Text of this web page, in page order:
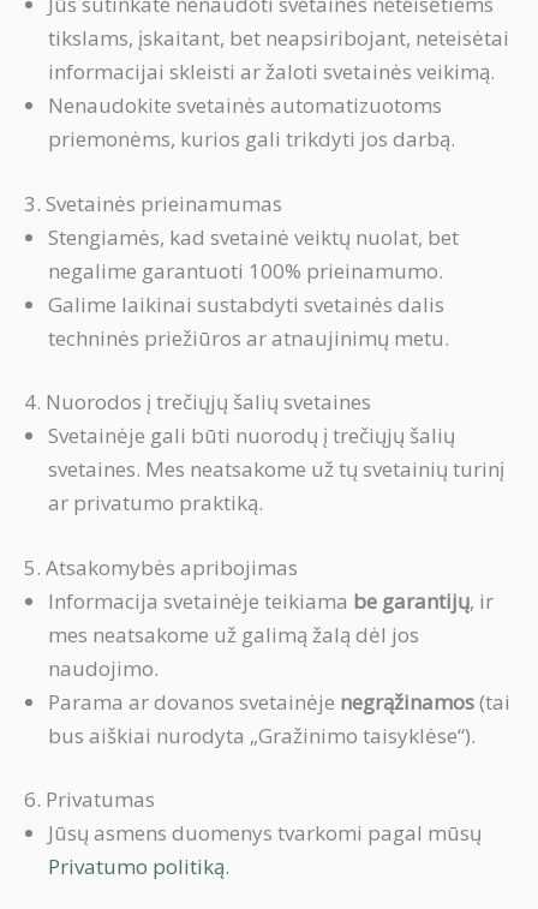
tikslams, įskaitant, bet neapsiribojant, neteisėtai
informacijai skleisti ar žaloti svetainės veikimą.
Nenaudokite svetainės automatizuotoms
priemonėms, kurios gali trikdyti jos darbą.
3. Svetainės prieinamumas
Stengiamės, kad svetainė veiktų nuolat, bet
negalime garantuoti 100% prieinamumo.
Galime laikinai sustabdyti svetainės dalis
techninės priežiūros ar atnaujinimų metu.
4. Nuorodos į trečiųjų šalių svetaines
Svetainėje gali būti nuorodų į trečiųjų šalių
svetaines. Mes neatsakome už tų svetainių turinį
ar privatumo praktiką.
5. Atsakomybės apribojimas
Informacija svetainėje teikiama be garantijų, ir
mes neatsakome už galimą žalą dėl jos
naudojimo.
Parama ar dovanos svetainėje negrąžinamos(tai
bus aiškiai nurodyta „Gražinimo taisyklėse“).
6. Privatumas
Jūsų asmens duomenys tvarkomi pagal mūsų
Privatumo politiką.